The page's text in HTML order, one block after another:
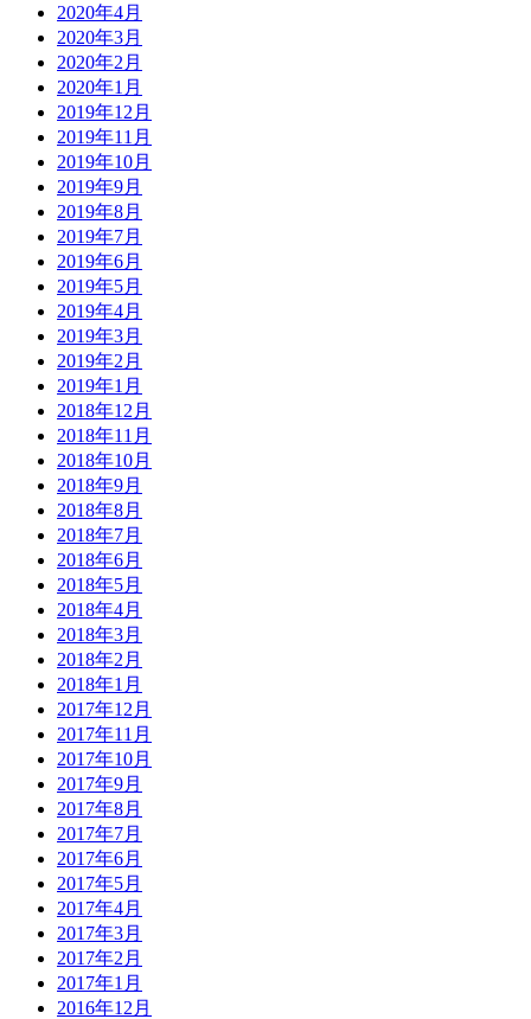
2020年4月
2020年3月
2020年2月
2020年1月
2019年12月
2019年11月
2019年10月
2019年9月
2019年8月
2019年7月
2019年6月
2019年5月
2019年4月
2019年3月
2019年2月
2019年1月
2018年12月
2018年11月
2018年10月
2018年9月
2018年8月
2018年7月
2018年6月
2018年5月
2018年4月
2018年3月
2018年2月
2018年1月
2017年12月
2017年11月
2017年10月
2017年9月
2017年8月
2017年7月
2017年6月
2017年5月
2017年4月
2017年3月
2017年2月
2017年1月
2016年12月